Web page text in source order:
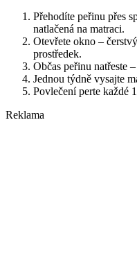
Přehodíte peřinu přes
natlačená na matraci.
Otevřete okno –
prostředek.
Občas peřinu natřeste
Jednou týdně vysajte
Povlečení perte každé
Reklama